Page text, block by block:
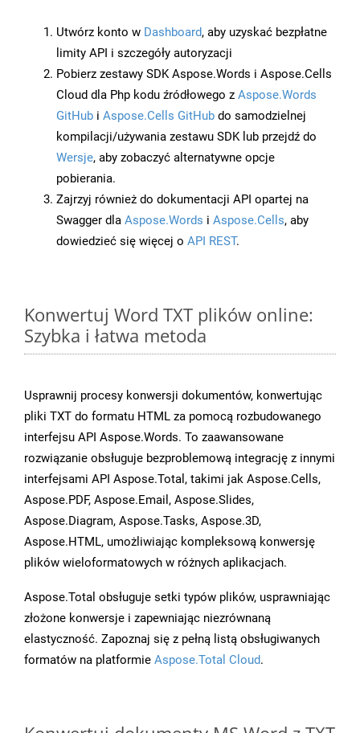
Utwórz konto w Dashboard, aby uzyskać bezpłatne
limity API i szczegóły autoryzacji
Pobierz zestawy SDK Aspose.Words i Aspose.Cells
Cloud dla Php kodu źródłowego z Aspose.Words
GitHub i Aspose.Cells GitHub do samodzielnej
kompilacji/używania zestawu SDK lub przejdź do
Wersje, aby zobaczyć alternatywne opcje
pobierania.
Zajrzyj również do dokumentacji API opartej na
Swagger dla Aspose.Words i Aspose.Cells, aby
dowiedzieć się więcej o API REST.
Konwertuj Word TXT plików online:
Szybka i łatwa metoda
Usprawnij procesy konwersji dokumentów, konwertując
pliki TXT do formatu HTML za pomocą rozbudowanego
interfejsu API Aspose.Words. To zaawansowane
rozwiązanie obsługuje bezproblemową integrację z innymi
interfejsami API Aspose.Total, takimi jak Aspose.Cells,
Aspose.PDF, Aspose.Email, Aspose.Slides,
Aspose.Diagram, Aspose.Tasks, Aspose.3D,
Aspose.HTML, umożliwiając kompleksową konwersję
plików wieloformatowych w różnych aplikacjach.
Aspose.Total obsługuje setki typów plików, usprawniając
złożone konwersje i zapewniając niezrównaną
elastyczność. Zapoznaj się z pełną listą obsługiwanych
formatów na platformie Aspose.Total Cloud.